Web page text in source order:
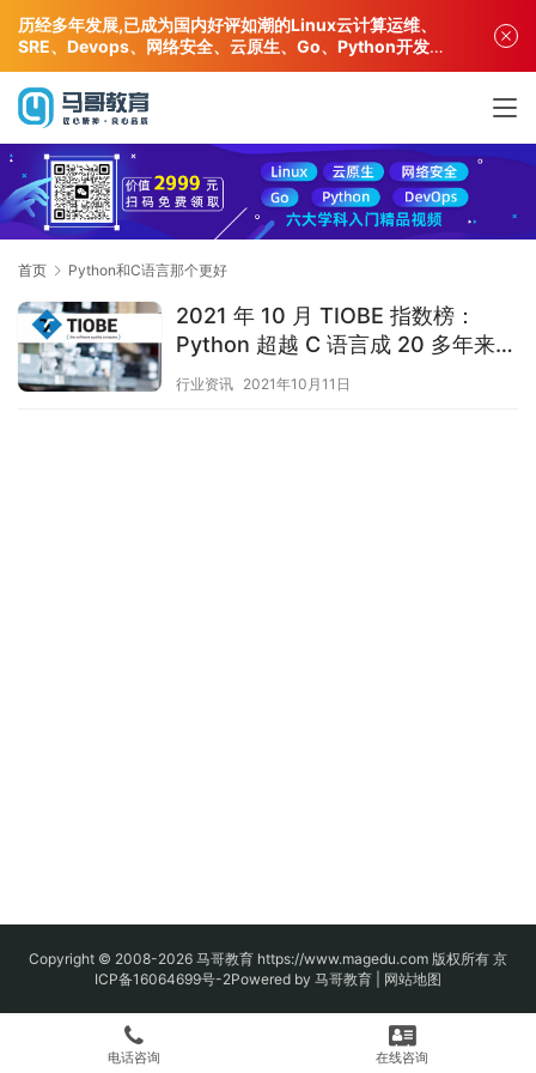
首页 Python和C语言那个更好
2021 年 10 月 TIOBE 指数榜：
Python 超越 C 语言成 20 多年来的
新霸主
行业资讯 2021年10月11日
Copyright © 2008-2026 马哥教育 https://www.magedu.com 版权所有 京
ICP备16064699号-2Powered by 马哥教育 | 网站地图
电话咨询 在线咨询
历经多年发展,已成为国内好评如潮的Linux云计算运维、
SRE、Devops、网络安全、云原生、Go、Python开发专
业人才培训机构!